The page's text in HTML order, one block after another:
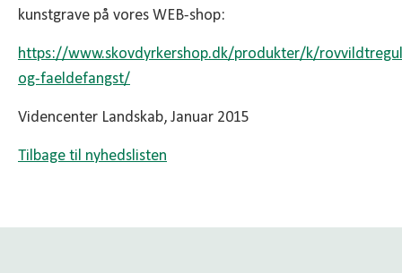
kunstgrave på vores WEB-shop:
https://www.skovdyrkershop.dk/produkter/k/
og-faeldefangst/
Videncenter Landskab, Januar 2015
Tilbage til nyhedslisten